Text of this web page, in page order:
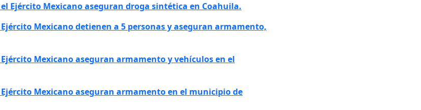
Ejército Mexicano aseguran droga sintética en Coahuila.
Mexicano detienen a 5 personas y aseguran armamento,
Mexicano aseguran armamento y vehículos en el
Mexicano aseguran armamento en el municipio de